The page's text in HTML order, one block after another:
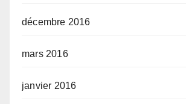
décembre 2016
mars 2016
janvier 2016